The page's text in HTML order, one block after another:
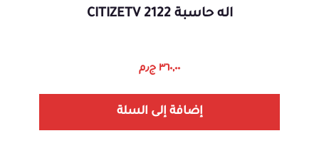
اله حاسبة 2122 CITIZETV
٣٦٠,٠٠ ج٫م
إضافة إلى السلة